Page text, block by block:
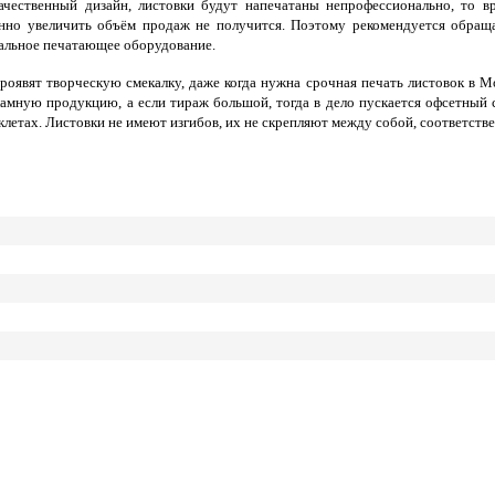
дизайн, листовки будут напечатаны непрофессионально,
увеличить объём продаж не получится. Поэтому рекомендуется
печатающее оборудование.
творческую смекалку, даже когда нужна срочная печать листовок в
продукцию, а если тираж большой, тогда в дело пускается
Листовки не имеют изгибов, их не скрепляют между собой,